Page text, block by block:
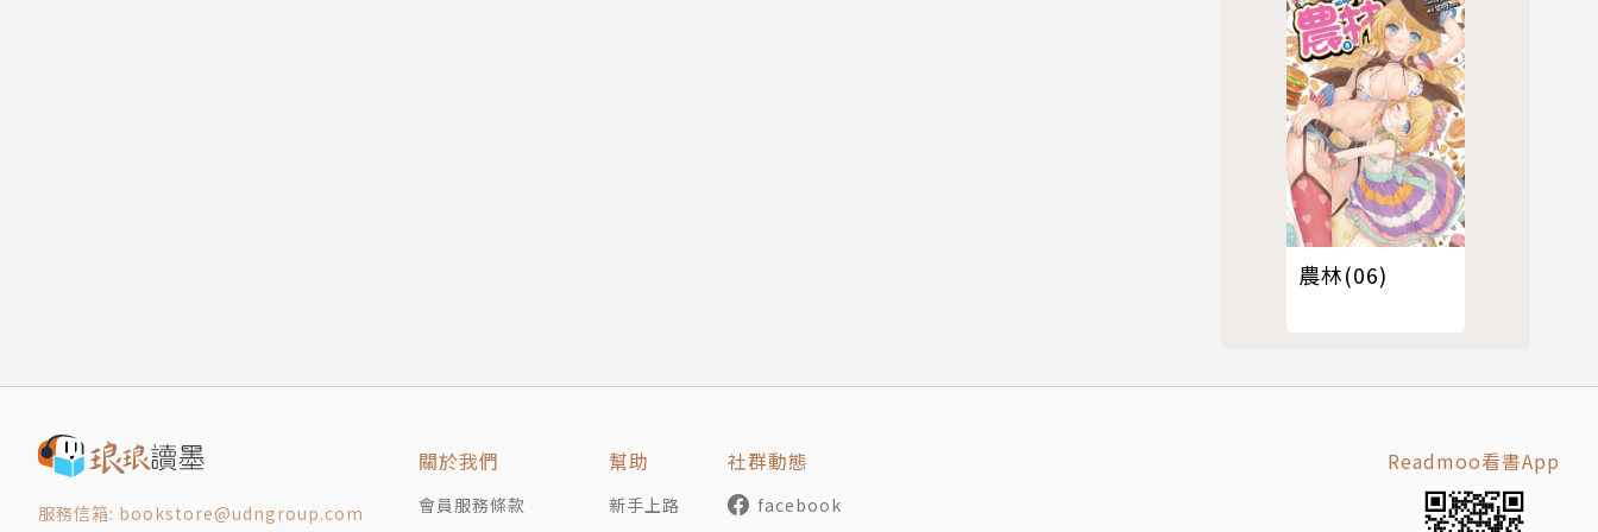
愛畫畫，快樂的是能一直堅持下去～
農林(06)
服務信箱: bookstore@udngroup.com
關於我們
會員服務條款
幫助
新手上路
社群動態
facebook
Readmoo看書App